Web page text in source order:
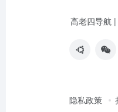
高老四导航
隐私政策